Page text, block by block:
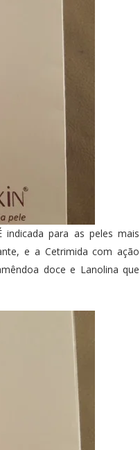
para as peles mais
e a Cetrimida com ação
doce e Lanolina que